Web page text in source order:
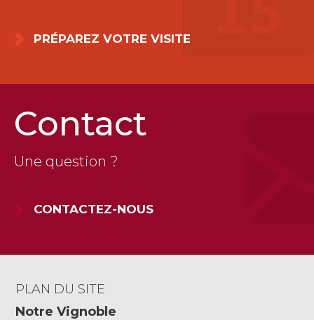
PRÉPAREZ VOTRE VISITE
Contact
Une question ?
CONTACTEZ-NOUS
PLAN DU SITE
Notre Vignoble